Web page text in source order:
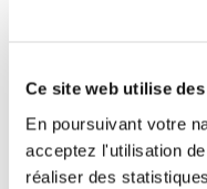
Ce site web utilise
En poursuivant votre
acceptez l'utilisation
réaliser des
Elevage
Abattoir
Partenaire